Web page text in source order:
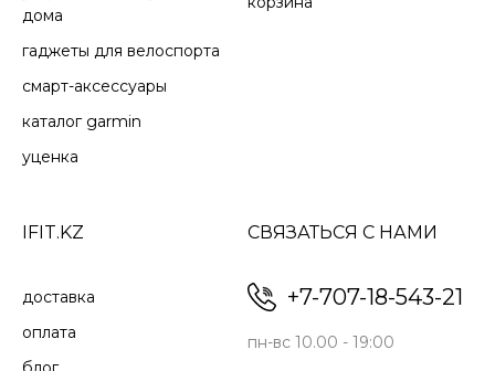
лазании, чтобы оценить свои усилия с помощью
поездки без необходимости обучения.
дома
гаджеты для велоспорта
смарт-аксессуары
каталог garmin
уценка
IFIT.KZ
доставка
оплата
СВЯЗАТЬСЯ С НАМИ
+7-707-18-543-21
пн-вс 10.00 - 19:00